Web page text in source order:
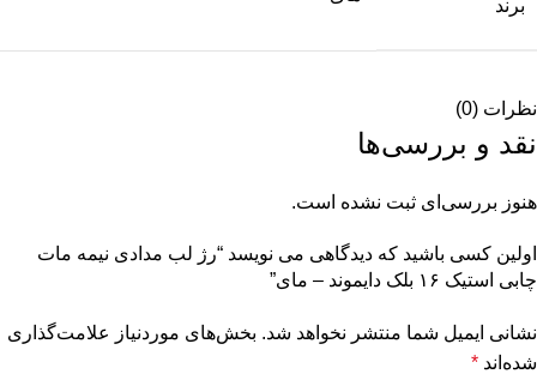
برند
نظرات (0)
نقد و بررسی‌ها
هنوز بررسی‌ای ثبت نشده است.
اولین کسی باشید که دیدگاهی می نویسد “رژ لب مدادی نیمه مات
چابی استیک ۱۶ بلک دایموند – مای”
نشانی ایمیل شما منتشر نخواهد شد. بخش‌های موردنیاز علامت‌گذاری
شده‌اند *